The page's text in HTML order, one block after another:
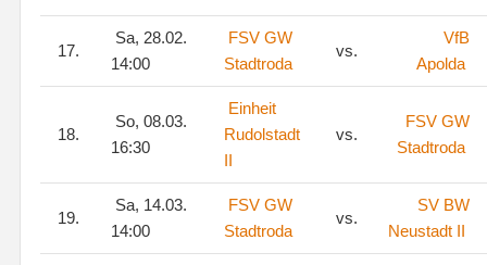
17.
Sa, 28.02.
14:00
FSV GW
Stadtroda
vs.
VfB
Apolda
18.
So, 08.03.
16:30
Einheit
Rudolstadt
II
vs.
FSV GW
Stadtroda
19.
Sa, 14.03.
14:00
FSV GW
Stadtroda
vs.
SV BW
Neustadt II